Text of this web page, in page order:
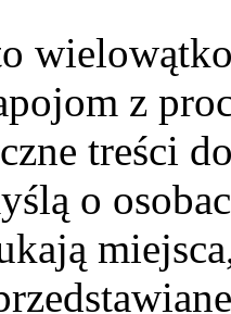
z
treści
o